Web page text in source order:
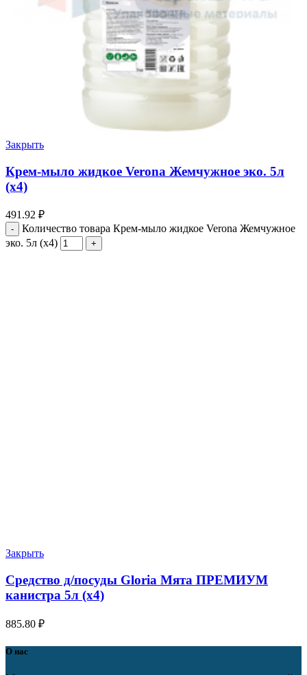
Закрыть
Крем-мыло жидкое Verona Жемчужное эко. 5л
(х4)
491.92 ₽
Количество товара Крем-мыло жидкое Verona Жемчужное
эко. 5л (х4)
Закрыть
Средство д/посуды Gloria Мята ПРЕМИУМ
канистра 5л (х4)
885.80 ₽
О нас